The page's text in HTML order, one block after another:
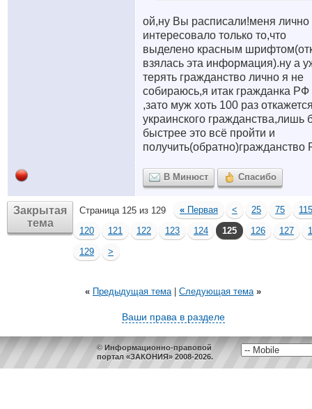
ой,ну Вы расписали!меня лично
интересовало только то,что
выделено красным
взялась эта информация).ну а
терять гражданство лично я не
собираюсь,я итак гражданка РФ
,зато муж хоть 100 раз
украинского гражданства,лишь
быстрее это всё пройти и
получить(обратно)гражданство
В Минюст Спасибо
Закрытая
тема
Страница 125 из 129 « Первая < 25 75
115
120
121 122 123 124 125 126 127
129
>
« Предыдущая тема| Следующая тема »
Ваши права в разделе
© Информационно-правовой
портал «ЗАКОНИЯ» 2008-2026.